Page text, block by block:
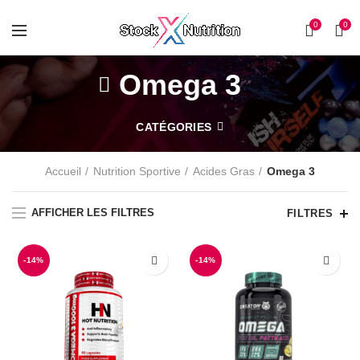
0 0
Omega 3
CATÉGORIES
Accueil Nutrition Sportive Acides Gras Omega 3
AFFICHER LES FILTRES FILTRES
-14% -14%